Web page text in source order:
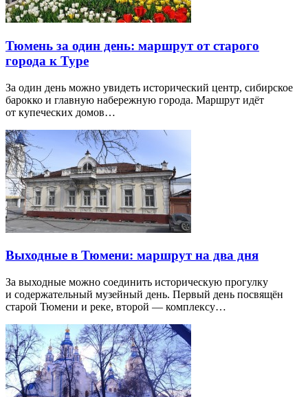
Тюмень за один день: маршрут от старого
города к Туре
За один день можно увидеть исторический центр, сибирское
барокко и главную набережную города. Маршрут идёт
от купеческих домов…
Выходные в Тюмени: маршрут на два дня
За выходные можно соединить историческую прогулку
и содержательный музейный день. Первый день посвящён
старой Тюмени и реке, второй — комплексу…